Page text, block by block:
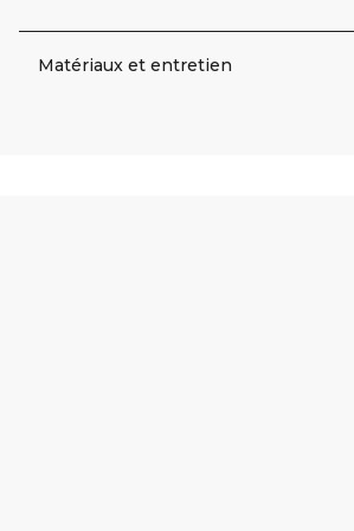
Matériaux et entretien